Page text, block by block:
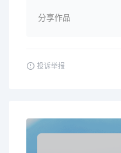
分享作品
投诉举报